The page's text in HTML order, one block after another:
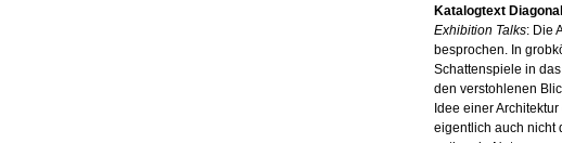
Katalogtext
Exhibition Talks: Die
besprochen. In
Schattenspiele in
den verstohlenen
Idee einer
eigentlich auch nicht